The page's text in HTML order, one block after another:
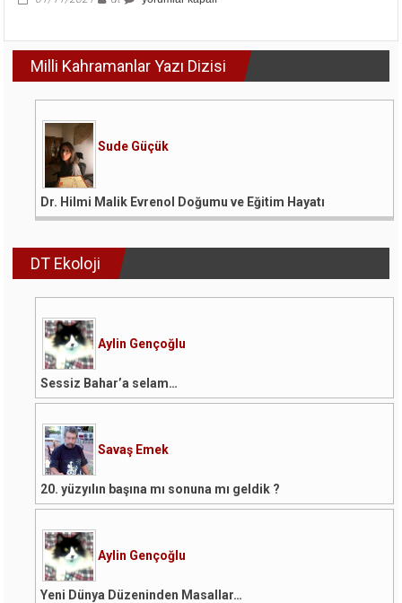
için
Milli Kahramanlar Yazı Dizisi
Sude Güçük
Dr. Hilmi Malik Evrenol Doğumu ve Eğitim Hayatı
DT Ekoloji
Aylin Gençoğlu
Sessiz Bahar’a selam…
Savaş Emek
20. yüzyılın başına mı sonuna mı geldik ?
Aylin Gençoğlu
Yeni Dünya Düzeninden Masallar…